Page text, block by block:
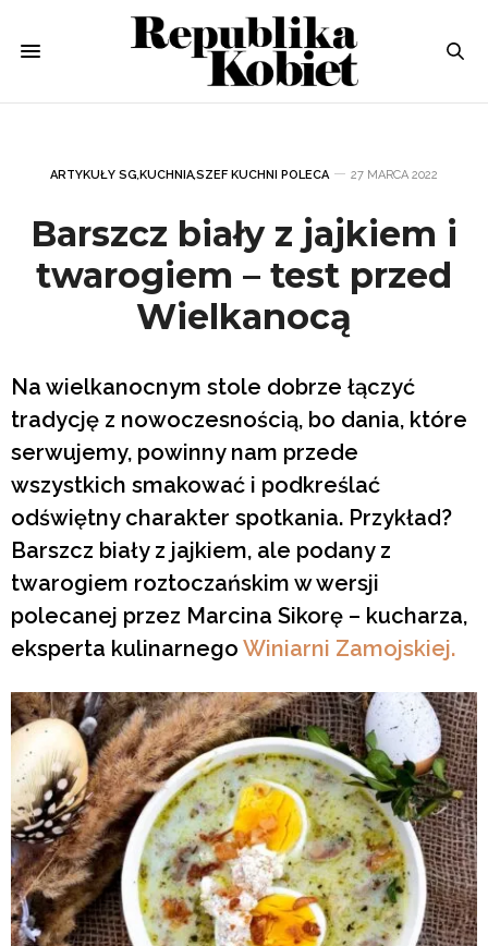
ARTYKUŁY SG,KUCHNIA,SZEF KUCHNI POLECA 27 MARCA 2022
Barszcz biały z jajkiem i
twarogiem – test przed
Wielkanocą
Na wielkanocnym stole dobrze łączyć
tradycję z nowoczesnością, bo dania, które
serwujemy, powinny nam przede
wszystkich smakować i podkreślać
odświętny charakter spotkania. Przykład?
Barszcz biały z jajkiem, ale podany z
twarogiem roztoczańskim w wersji
polecanej przez Marcina Sikorę – kucharza,
eksperta kulinarnego Winiarni Zamojskiej.